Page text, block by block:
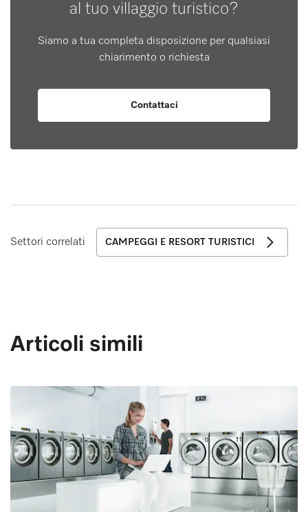
al tuo villaggio turistico?
Siamo a tua completa disposizione per qualsiasi
chiarimento o richiesta
Contattaci
Settori correlati CAMPEGGI E RESORT TURISTICI
Articoli simili